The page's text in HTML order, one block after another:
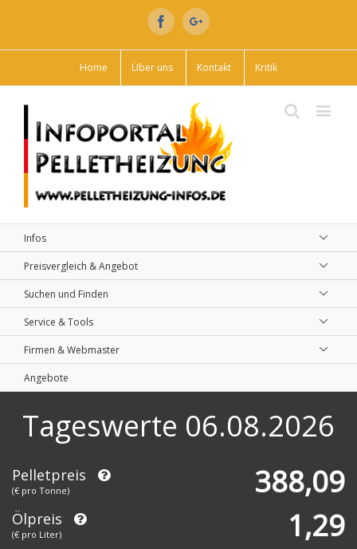
FacebookGoogle+
Home Über uns Kontakt Kritik
Infos
Preisvergleich & Angebot
Suchen und Finden
Service & Tools
Firmen & Webmaster
Angebote
Tageswerte 06.08.2026
Pelletpreis
(€ pro Tonne) 388,09
Ölpreis
(€ pro Liter) 1,29